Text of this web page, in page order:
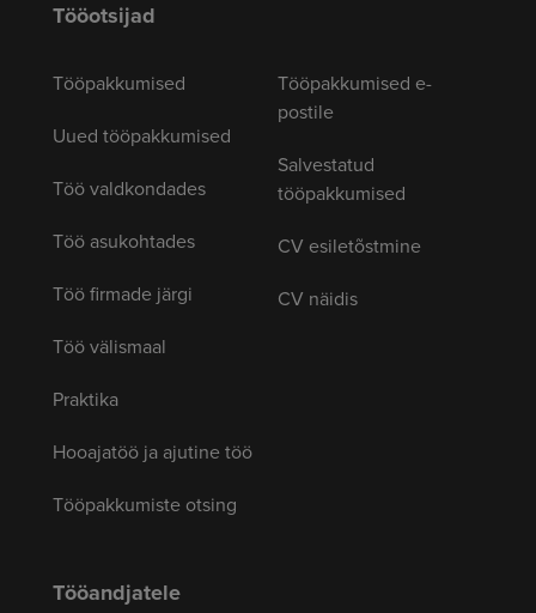
Tööotsijad
Tööpakkumised
Uued tööpakkumised
Töö valdkondades
Töö asukohtades
Töö firmade järgi
Töö välismaal
Praktika
Hooajatöö ja ajutine töö
Tööpakkumiste otsing
Tööpakkumised e-
postile
Salvestatud
tööpakkumised
CV esiletõstmine
CV näidis
Tööandjatele